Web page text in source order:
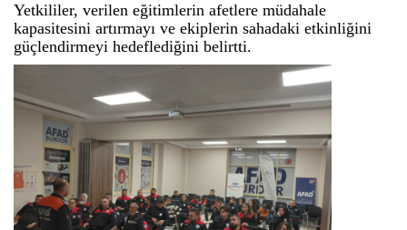
Yetkililer, verilen eğitimlerin afetlere müdahale
kapasitesini artırmayı ve ekiplerin sahadaki etkinliğini
güçlendirmeyi hedeflediğini belirtti.